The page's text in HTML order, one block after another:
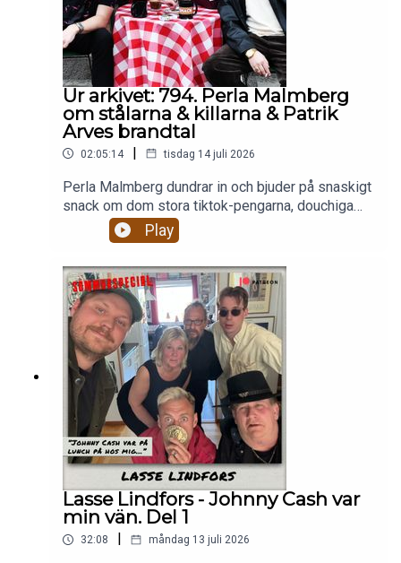
Ur arkivet: 794. Perla Malmberg
om stålarna & killarna & Patrik
Arves brandtal
02:05:14 | tisdag 14 juli 2026
Perla Malmberg dundrar in och bjuder på snaskigt
snack om dom stora tiktok-pengarna, douchiga
killar i Bjärred som skicakr nudes till 40 tjejer
samtidigt och hur hon brukade sätta sig i ansiktet
på motspelare på handbollsplanen.Tjejnytt med
Tora med en lathund om hur man ska göra när man
gör slut.Patrik Arve är tillbaka och är fortsatt emot
vapen och skoj om könsorgan.Sidekick-premiär
för Erika Böös!
Play
Lasse Lindfors - Johnny Cash var
min vän. Del 1
32:08 | måndag 13 juli 2026